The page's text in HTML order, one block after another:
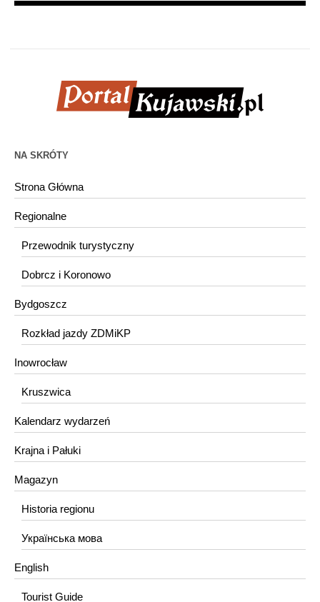
NA SKRÓTY
Strona Główna
Regionalne
Przewodnik turystyczny
Dobrcz i Koronowo
Bydgoszcz
Rozkład jazdy ZDMiKP
Inowrocław
Kruszwica
Kalendarz wydarzeń
Krajna i Pałuki
Magazyn
Historia regionu
Українська мова
English
Tourist Guide